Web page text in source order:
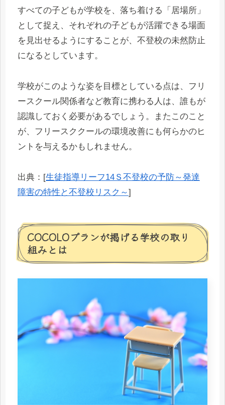
すべての子どもが学校を、落ち着ける「居場所」
として捉え、それぞれの子どもが活躍できる場面
を見出せるようにすることが、不登校の未然防止
になるとしています。
学校がこのような姿を目標としている点は、フリ
ースクール関係者など教育に携わる人は、誰もが
認識しておく必要があるでしょう。またこのこと
が、フリースククールの環境改善にも何らかのヒ
ントを与えるかもしれません。
出典：[生徒指導リーフ14Ｓ不登校の予防～発達
障害の特性と不登校リスク～]
COCOLOプランが掲げる学校の取り
組みとは